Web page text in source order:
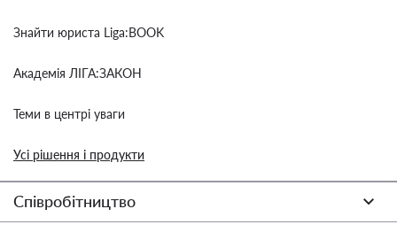
Знайти юриста Liga:BOOK
Академія ЛІГА:ЗАКОН
Теми в центрі уваги
Усі рішення і продукти
Співробітництво